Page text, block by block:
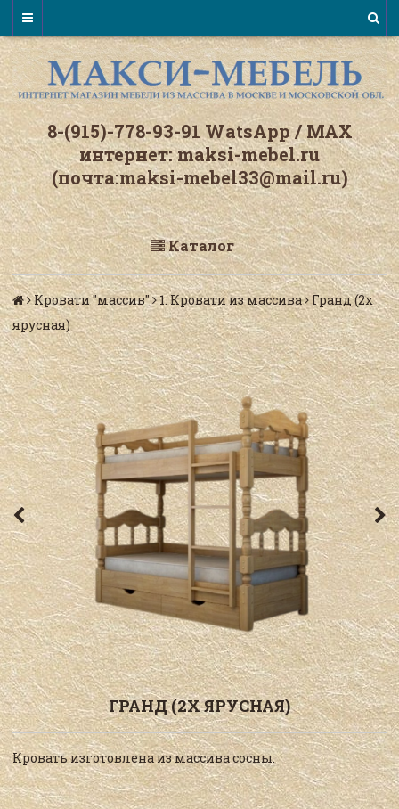
8-(915)-778-93-91 WatsАpp / МАХ
интернет: maksi-mebel.ru
(почта:maksi-mebel33@mail.ru)
Каталог
Кровати "массив" 1. Кровати из массива
Гранд (2х
ярусная)
ГРАНД (2Х ЯРУСНАЯ)
Кровать изготовлена из массива сосны.